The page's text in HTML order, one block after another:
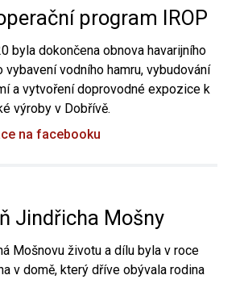
program IROP
byla dokončena obnova havarijního
vybavení vodního hamru, vybudování
a vytvoření doprovodné expozice k
výroby v Dobřívě.
na facebooku
Jindřicha Mošny
Mošnovu životu a dílu byla v roce
v domě, který dříve obývala rodina